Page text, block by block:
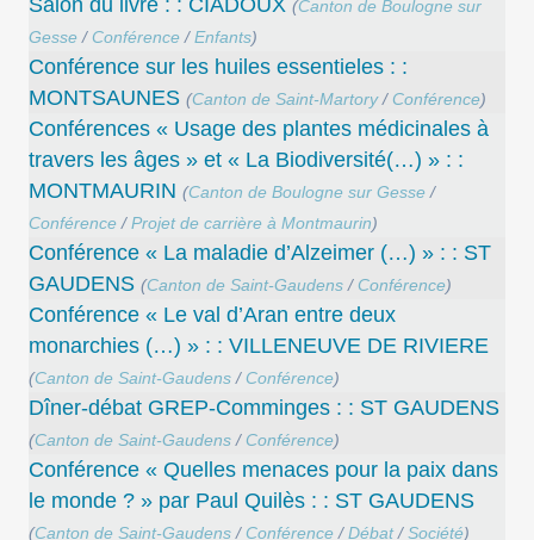
(Canton de Boulogne sur
Gesse / Conférence /Enfants)
Conférence sur les huiles essentieles : :
MONTSAUNES (Canton de Saint-Martory/ Conférence)
Conférences « Usage des plantes médicinales à
travers les âges » et « La Biodiversité(…) » : :
MONTMAURIN (Canton de Boulogne sur Gesse /
Conférence /Projet de carrière à Montmaurin)
Conférence « La maladie d’Alzeimer (…) » : : ST
GAUDENS (Canton de Saint-Gaudens / Conférence)
Conférence « Le val d’Aran entre deux
monarchies (…) » : : VILLENEUVE DE RIVIERE
(Canton de Saint-Gaudens / Conférence)
Dîner-débat GREP-Comminges : : ST GAUDENS
(Canton de Saint-Gaudens / Conférence)
Conférence « Quelles menaces pour la paix dans
le monde ? » par Paul Quilès : : ST GAUDENS
(Canton de Saint-Gaudens / Conférence /Débat/Société)